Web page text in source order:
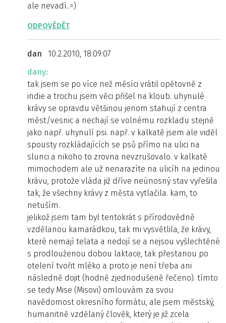
ale nevadí..=)
ODPOVĚDĚT
dan
10.2.2010, 18:09:07
dany:
tak jsem se po více než měsíci vrátil opětovně z
indie a trochu jsem věci přišel na kloub. uhynulé
krávy se opravdu většinou jenom stahují z centra
měst/vesnic a nechají se volnému rozkladu stejně
jako např. uhynulí psi. např. v kalkatě jsem ale viděl
spousty rozkládajících se psů přímo na ulici na
slunci a nikoho to zrovna nevzrušovalo. v kalkatě
mimochodem ale už nenarazíte na ulicíh na jedinou
krávu, protože vláda již dříve neúnosný stav vyřešila
tak, že všechny krávy z města vytlačila. kam, to
netuším.
jelikož jsem tam byl tentokrát s přírodovědně
vzdělanou kamarádkou, tak mi vysvětlila, že krávy,
které nemají telata a nedojí se a nejsou vyšlechtěné
s prodlouženou dobou laktace, tak přestanou po
otelení tvořit mléko a proto je není třeba ani
následně dojit (hodně zjednodušeně řečeno). tímto
se tedy Mise (Misovi) omlouvám za svou
navědomost okresního formátu, ale jsem městský,
humanitně vzdělaný člověk, který je již zcela